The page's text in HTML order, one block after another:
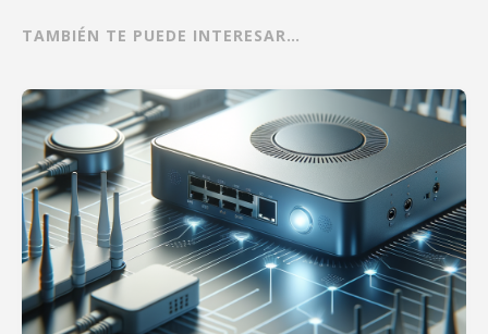
TAMBIÉN TE PUEDE INTERESAR…